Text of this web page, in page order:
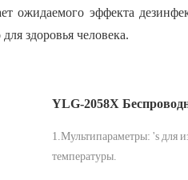
ожидаемого эффекта
здоровья человека.
YLG-2058X
1.Мультипараметры: 's для
температуры.